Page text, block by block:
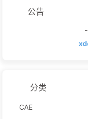
公告
分类
CAE